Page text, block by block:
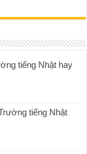
tiếng Nhật hay
tiếng Nhật